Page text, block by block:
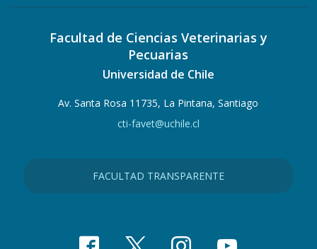
Facultad de Ciencias Veterinarias y
Pecuarias
Universidad de Chile
Av. Santa Rosa 11735, La Pintana, Santiago
cti-favet@uchile.cl
FACULTAD TRANSPARENTE